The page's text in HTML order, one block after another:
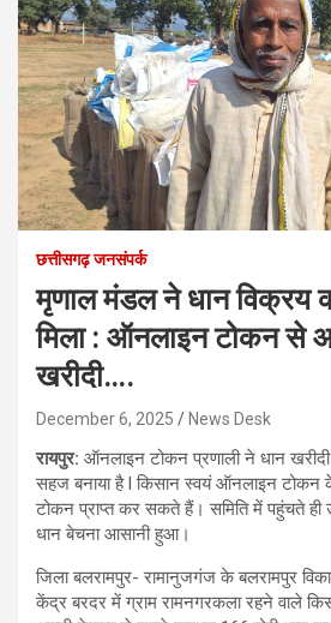
छत्तीसगढ़ जनसंपर्क
मृणाल मंडल ने धान विक्रय
मिला : ऑनलाइन टोकन से
खरीदी….
December 6, 2025 News Desk
रायपुर: ऑनलाइन टोकन प्रणाली ने धान
सहज बनाया है l किसान स्वयं ऑनलाइन टोकन
टोकन प्राप्त कर सकते हैं। समिति में पहुंचते ही
धान बेचना आसानी हुआ।
जिला बलरामपुर- रामानुजगंज के बलरामपुर
केंद्र बरदर में ग्राम रामनगरकला रहने वाले